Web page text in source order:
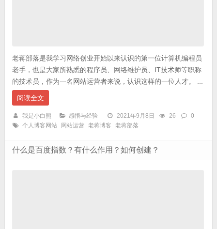
老蒋部落是我学习网络创业开始以来认识的第一位计算机编程员
老手，也是大家所熟悉的程序员、网络维护员、IT技术师等职称
的技术员，作为一名网站运营者来说，认识这样的一位人才。 ...
阅读全文
我是小白熊 感悟与经验 2021年9月8日 26
0
个人博客网站
网站运营 老蒋博客 老蒋部落
什么是百度指数？有什么作用？如何创建？